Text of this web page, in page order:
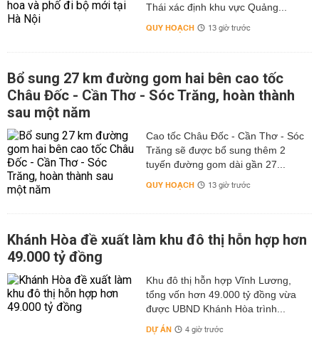
Thái xác định khu vực Quảng...
QUY HOẠCH 13 giờ trước
Bổ sung 27 km đường gom hai bên cao tốc
Châu Đốc - Cần Thơ - Sóc Trăng, hoàn thành
sau một năm
Cao tốc Châu Đốc - Cần Thơ - Sóc
Trăng sẽ được bổ sung thêm 2
tuyến đường gom dài gần 27...
QUY HOẠCH 13 giờ trước
Khánh Hòa đề xuất làm khu đô thị hỗn hợp hơn
49.000 tỷ đồng
Khu đô thị hỗn hợp Vĩnh Lương,
tổng vốn hơn 49.000 tỷ đồng vừa
được UBND Khánh Hòa trình...
DỰ ÁN 4 giờ trước